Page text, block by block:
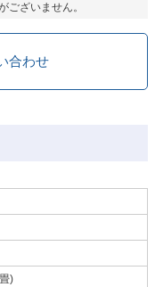
ございません。
合わせ
)